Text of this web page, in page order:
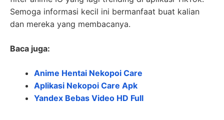
Semoga informasi kecil ini bermanfaat buat kalian
dan mereka yang membacanya.
Baca juga:
Anime Hentai Nekopoi Care
Aplikasi Nekopoi Care Apk
Yandex Bebas Video HD Full